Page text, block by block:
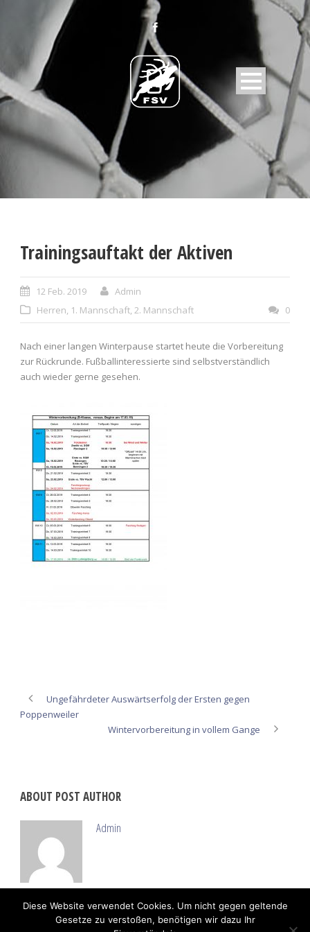
Trainingsauftakt der Aktiven
12 Feb. 2019
Admin
Herren, 1. Mannschaft, 2. Mannschaft 0
Nach einer langen Winterpause startet heute die Vorbereitung
zur Rückrunde. Fußballinteressierte sind selbstverständlich
auch wieder gerne gesehen.
Ungefährdeter Auswärtserfolg der Ersten gegen
Poppenweiler
Wintervorbereitung in vollem Gange
ABOUT POST AUTHOR
Admin
Diese Website verwendet Cookies. Um nicht gegen geltende
Gesetze zu verstoßen, benötigen wir dazu Ihr